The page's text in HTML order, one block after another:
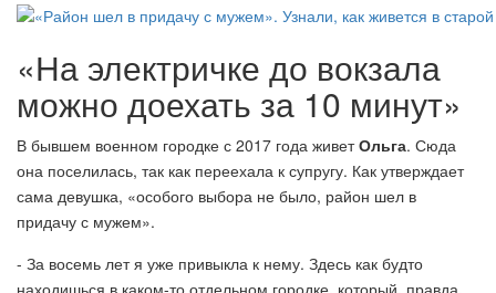
«На электричке до вокзала
можно доехать за 10 минут»
В бывшем военном городке с 2017 года живетОльга. Сюда
она поселилась, так как переехала к супругу. Как утверждает
сама девушка, «особого выбора не было, район шел в
придачу с мужем».
- За восемь лет я уже привыкла к нему. Здесь как будто
находишься в каком-то отдельном городке, который, правда,